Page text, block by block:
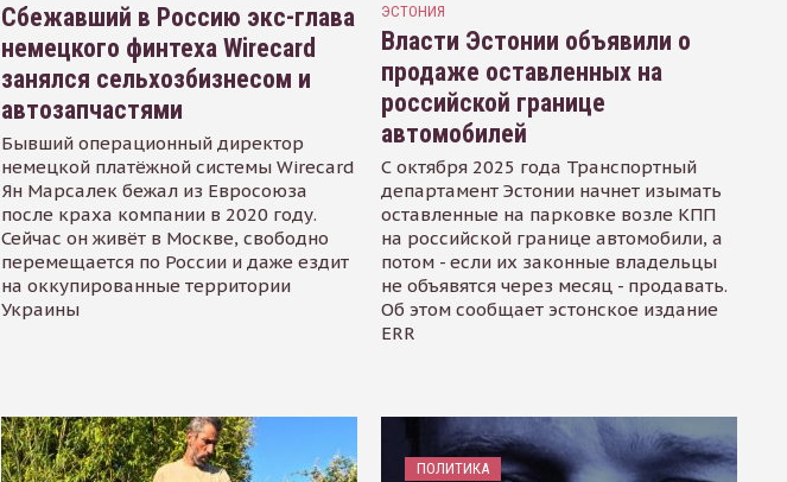
Сбежавший в Россию экс-глава
немецкого финтеха Wirecard
занялся сельхозбизнесом и
автозапчастями
Бывший операционный директор
немецкой платёжной системы Wirecard
Ян Марсалек бежал из Евросоюза
после краха компании в 2020 году.
Сейчас он живёт в Москве, свободно
перемещается по России и даже ездит
на оккупированные территории
Украины
ЭСТОНИЯ
Власти Эстонии объявили о
продаже оставленных на
российской границе
автомобилей
С октября 2025 года Транспортный
департамент Эстонии начнет изымать
оставленные на парковке возле КПП
на российской границе автомобили, а
потом - если их законные владельцы
не объявятся через месяц - продавать.
Об этом сообщает эстонское издание
ERR
ПОЛИТИКА